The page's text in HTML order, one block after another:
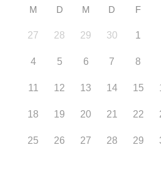
M D M D F
27 28 29 30 1
4 5 6 7 8
11 12 13 14 15
18 19 20 21 22
25 26 27 28 29